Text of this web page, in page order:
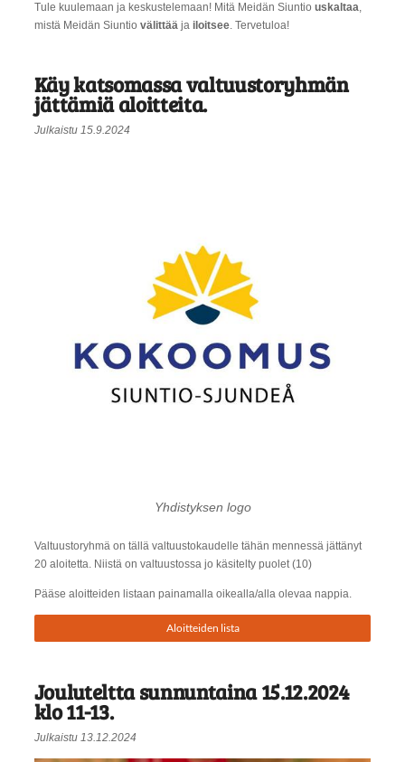
Tule kuulemaan ja keskustelemaan! Mitä Meidän Siuntio uskaltaa,
mistä Meidän Siuntio välittääja iloitsee. Tervetuloa!
Käy katsomassa valtuustoryhmän
jättämiä aloitteita.
Julkaistu 15.9.2024
Yhdistyksen logo
Valtuustoryhmä on tällä valtuustokaudelle tähän mennessä jättänyt
20 aloitetta. Niistä on valtuustossa jo käsitelty puolet (10)
Pääse aloitteiden listaan painamalla oikealla/alla olevaa nappia.
Aloitteiden lista
Jouluteltta sunnuntaina 15.12.2024
klo 11-13.
Julkaistu 13.12.2024